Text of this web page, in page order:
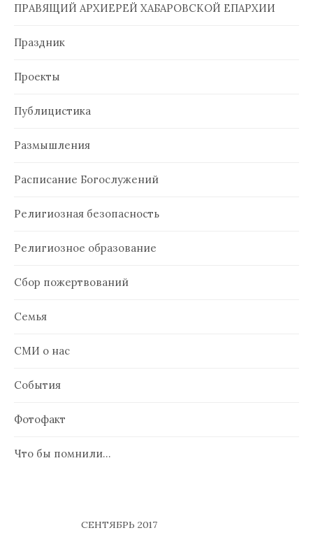
ПРАВЯЩИЙ АРХИЕРЕЙ ХАБАРОВСКОЙ ЕПАРХИИ
Праздник
Проекты
Публицистика
Размышления
Расписание Богослужений
Религиозная безопасность
Религиозное образование
Сбор пожертвований
Семья
СМИ о нас
События
Фотофакт
Что бы помнили…
СЕНТЯБРЬ 2017